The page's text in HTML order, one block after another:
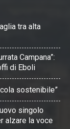
tra alta
Campana”:
di Eboli
sostenibile”
singolo
alzare la voce